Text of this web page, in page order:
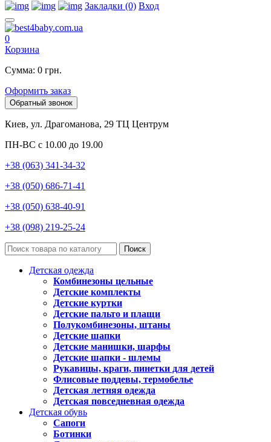
Закладки (0) Вход
0
Корзина
Сумма: 0 грн.
Оформить заказ
Обратный звонок
Киев, ул. Драгоманова, 29 ТЦ Центрум
ПН-ВС с 10.00 до 19.00
+38 (063) 341-34-32
+38 (050) 686-71-41
+38 (050) 638-40-91
+38 (098) 219-25-24
Поиск
Детская одежда
Комбинезоны цельные
Детские комплекты
Детские куртки
Детские пальто и плащи
Полукомбинезоны, штаны
Детские шапки
Детские манишки, шарфы
Детские шапки - шлемы
Рукавицы, краги, пинетки для детей
Флисовые поддевы, термобелье
Детская летняя одежда
Детская повседневная одежда
Детская обувь
Сапоги
Ботинки